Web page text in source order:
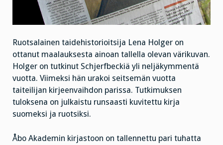
Ruotsalainen taidehistorioitsija Lena Holger on
ottanut maalauksesta ainoan tallella olevan värikuvan.
Holger on tutkinut Schjerfbeckiä yli neljäkymmentä
vuotta. Viimeksi hän urakoi seitsemän vuotta
taiteilijan kirjeenvaihdon parissa. Tutkimuksen
tuloksena on julkaistu runsaasti kuvitettu kirja
suomeksi ja ruotsiksi.
Åbo Akademin kirjastoon on tallennettu pari tuhatta